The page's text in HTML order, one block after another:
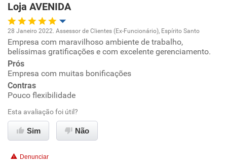
Recomenda esta empresa
Loja AVENIDA
Oportunidade de promoção
Ambiente de trabalho
Conciliação com a vida familiar
Benefícios
Recomenda a diretoria
28 Janeiro 2022. Assessor de Clientes (Ex-Funcionário), Espírito Santo
Empresa com maravilhoso ambiente de trabalho,
belíssimas gratificações e com excelente gerenciamento.
Prós
Empresa com muitas bonificações
Contras
Pouco flexibilidade
Esta avaliação foi útil?
Sim Não
Denunciar